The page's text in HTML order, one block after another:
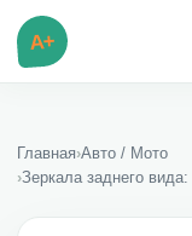
A+
Главная›Авто / Мото
›Зеркала заднего